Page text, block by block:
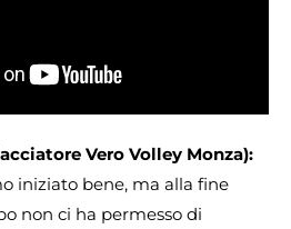
Vero Volley Monza):
iniziato bene, ma alla fine
non ci ha permesso di